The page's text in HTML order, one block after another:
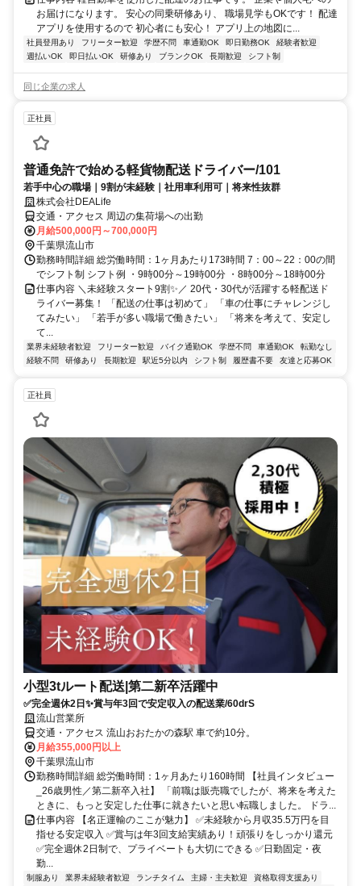
お届けになります。 安心の同乗研修あり、 職場見学もOKです！ 配達
アプリを使用するので 初心者にも安心！ アプリ上の地図に...
社員登用あり フリーター歓迎 学歴不問 車通勤OK 即日勤務OK
経験者歓迎
週払いOK
即日払いOK 研修あり ブランクOK 長期歓迎 シフト制
同じ企業の求人
正社員
普通免許で始める軽貨物配送ドライバー/101
若手中心の職場｜9割が未経験｜社用車利用可｜将来性抜群
株式会社DEALife
交通・アクセス 周辺の集荷場への出勤
月給500,000円～700,000円
千葉県流山市
勤務時間詳細 総労働時間：1ヶ月あたり173時間 7：00～22：00の間
でシフト制 シフト例 ・9時00分～19時00分 ・8時00分～18時00分
仕事内容 ＼未経験スタート9割✨／ 20代・30代が活躍する軽配送ド
ライバー募集！ 「配送の仕事は初めて」 「車の仕事にチャレンジし
てみたい」 「若手が多い職場で働きたい」 「将来を考えて、安定し
て...
業界未経験者歓迎 フリーター歓迎 バイク通勤OK 学歴不問 車通勤OK
転勤なし
経験不問
研修あり 長期歓迎 駅近5分以内 シフト制 履歴書不要 友達と応募OK
正社員
小型3tルート配送|第二新卒活躍中
✅完全週休2日✨賞与年3回で安定収入の配送業/60drS
流山営業所
交通・アクセス 流山おおたかの森駅 車で約10分。
月給355,000円以上
千葉県流山市
勤務時間詳細 総労働時間：1ヶ月あたり160時間 【社員インタビュー
_26歳男性／第二新卒入社】 「前職は販売職でしたが、将来を考えた
ときに、もっと安定した仕事に就きたいと思い転職しました。 ドラ...
仕事内容 【名正運輸のここが魅力】 ✅未経験から月収35.5万円を目
指せる安定収入 ✅賞与は年3回支給実績あり！頑張りをしっかり還元
✅完全週休2日制で、プライベートも大切にできる ✅日勤固定・夜
勤...
制服あり 業界未経験者歓迎 ランチタイム 主婦・主夫歓迎
資格取得支援あり